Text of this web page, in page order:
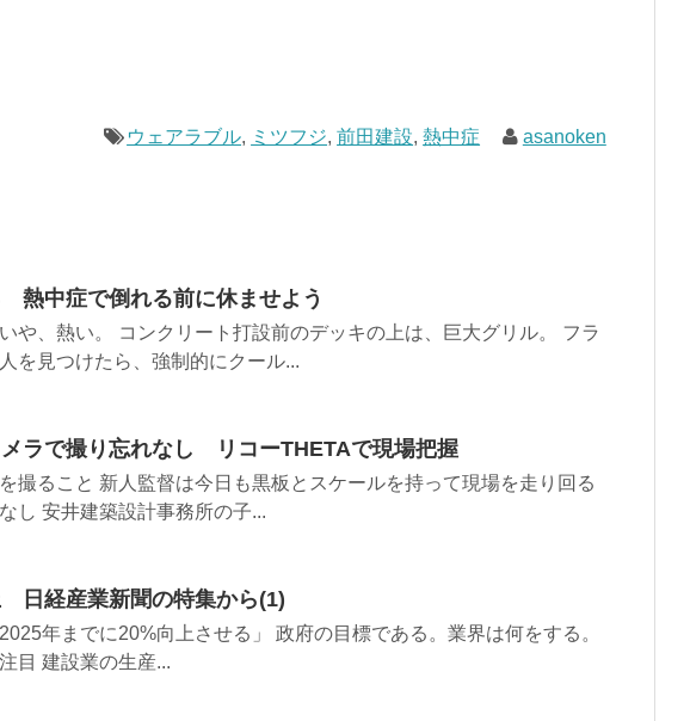
ウェアラブル, ミツフジ,前田建設,熱中症 asanoken
熱中症で倒れる前に休ませよう
や、熱い。 コンクリート打設前のデッキの上は、巨大グリル。 フラ
を見つけたら、強制的にクール...
ラで撮り忘れなし リコーTHETAで現場把握
撮ること 新人監督は今日も黒板とスケールを持って現場を走り回る
し 安井建築設計事務所の子...
日経産業新聞の特集から(1)
年までに20%向上させる」 政府の目標である。業界は何をする。
目 建設業の生産...